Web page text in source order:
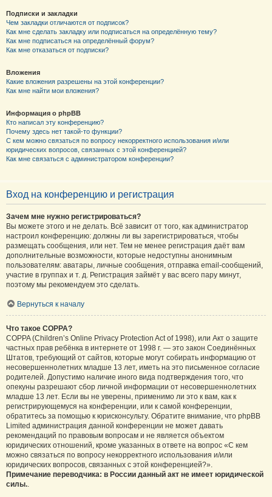
Подписки и закладки
Чем закладки отличаются от подписок?
Как мне сделать закладку или подписаться на определённую тему?
Как мне подписаться на определённый форум?
Как мне отказаться от подписки?
Вложения
Какие вложения разрешены на этой конференции?
Как мне найти мои вложения?
Информация о phpBB
Кто написал эту конференцию?
Почему здесь нет такой-то функции?
С кем можно связаться по вопросу некорректного использования и/или
юридических вопросов, связанных с этой конференцией?
Как мне связаться с администратором конференции?
Вход на конференцию и регистрация
Зачем мне нужно регистрироваться?
Вы можете этого и не делать. Всё зависит от того, как администратор
настроил конференцию: должны ли вы зарегистрироваться, чтобы
размещать сообщения, или нет. Тем не менее регистрация даёт вам
дополнительные возможности, которые недоступны анонимным
пользователям: аватары, личные сообщения, отправка email-сообщений,
участие в группах и т. д. Регистрация займёт у вас всего пару минут,
поэтому мы рекомендуем это сделать.
Вернуться к началу
Что такое COPPA?
COPPA (Children’s Online Privacy Protection Act of 1998), или Акт о защите
частных прав ребёнка в интернете от 1998 г. — это закон Соединённых
Штатов, требующий от сайтов, которые могут собирать информацию от
несовершеннолетних младше 13 лет, иметь на это письменное согласие
родителей. Допустимо наличие иного вида подтверждения того, что
опекуны разрешают сбор личной информации от несовершеннолетних
младше 13 лет. Если вы не уверены, применимо ли это к вам, как к
регистрирующемуся на конференции, или к самой конференции,
обратитесь за помощью к юрисконсульту. Обратите внимание, что phpBB
Limited администрация данной конференции не может давать
рекомендаций по правовым вопросам и не является объектом
юридических отношений, кроме указанных в ответе на вопрос «С кем
можно связаться по вопросу некорректного использования и/или
юридических вопросов, связанных с этой конференцией?».
Примечание переводчика: в России данный акт не имеет юридической
силы..